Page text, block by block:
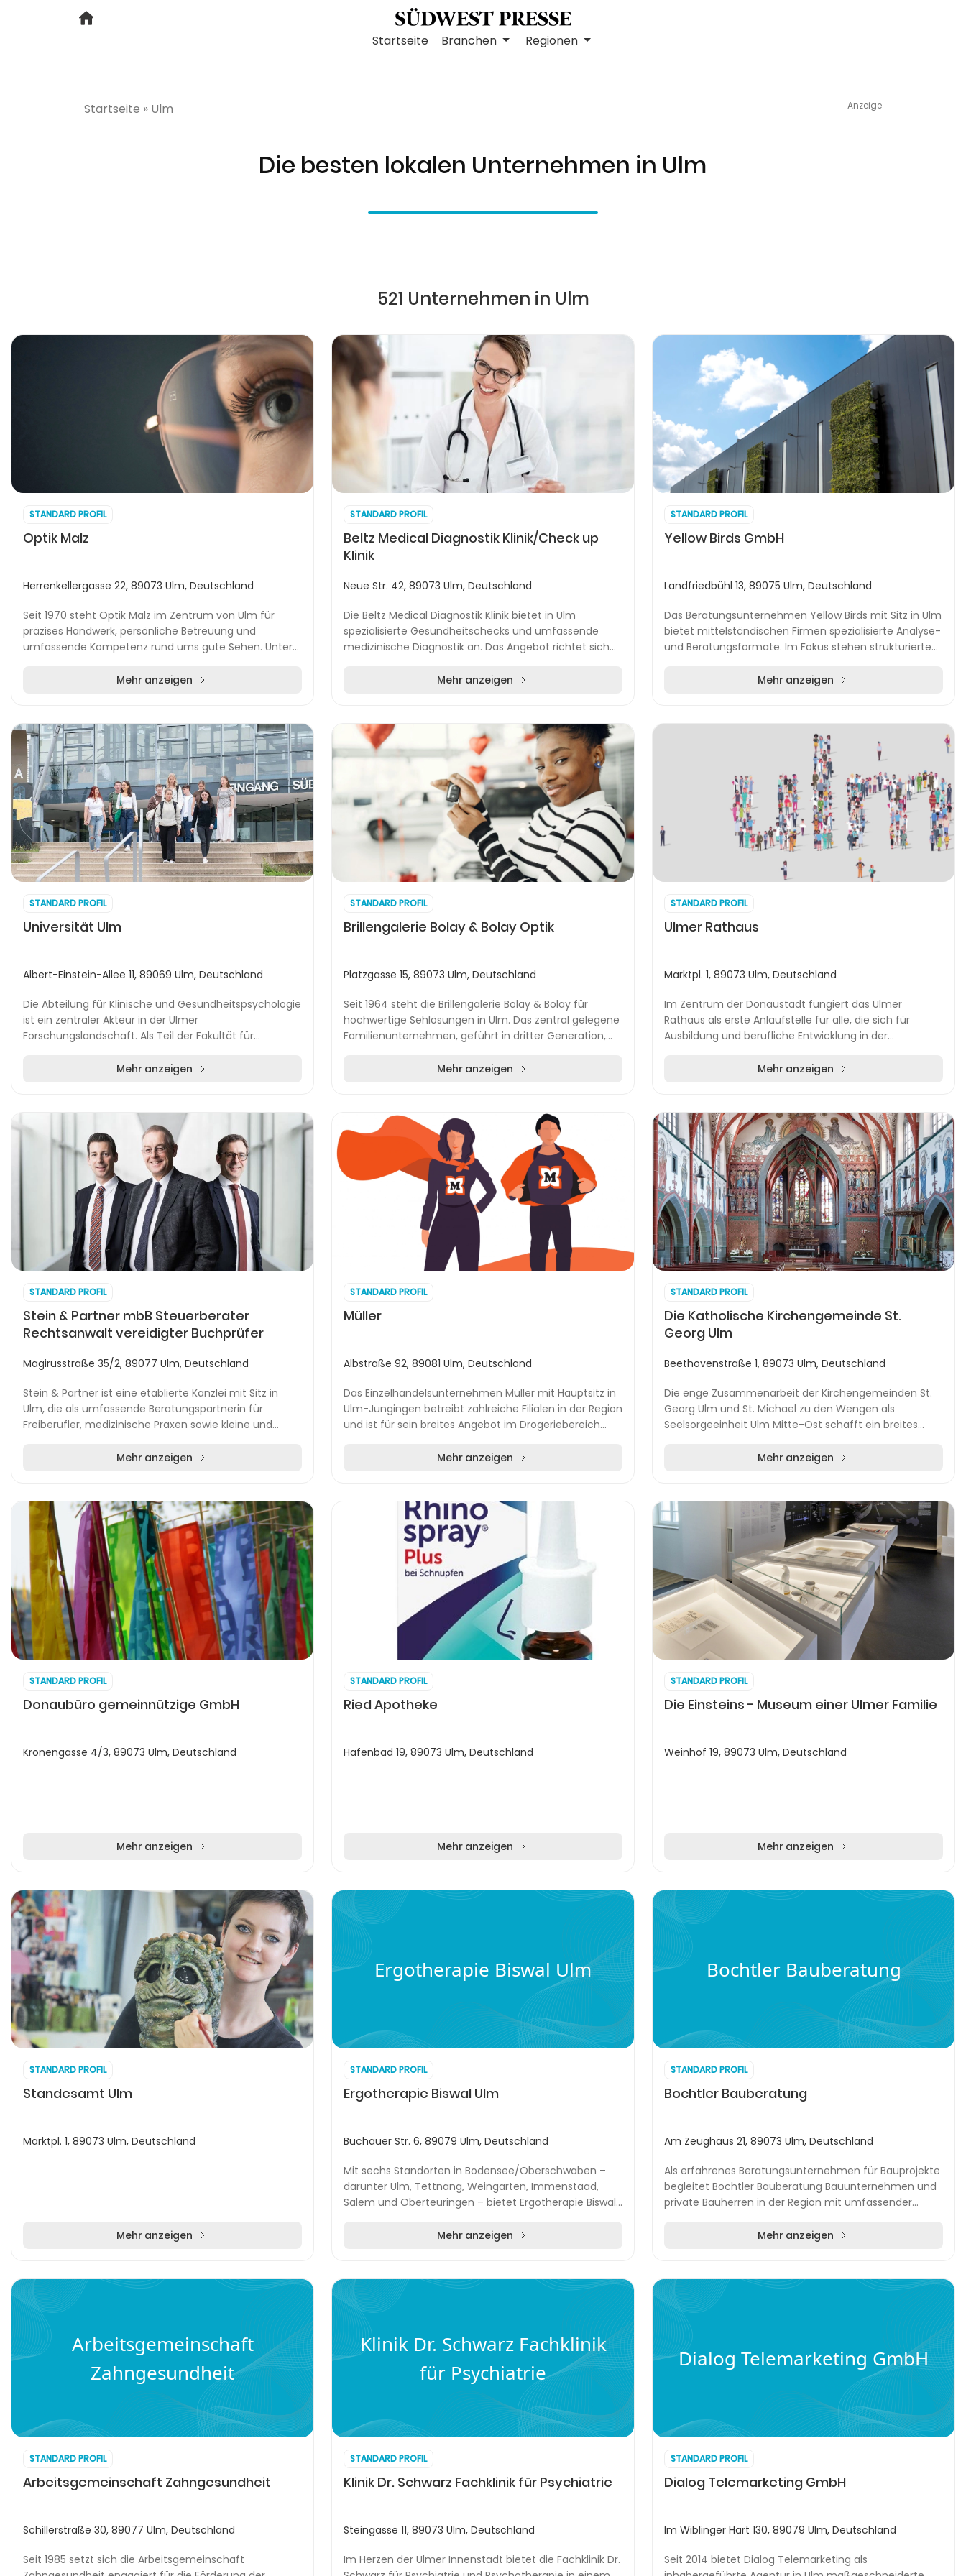
Startseite Branchen Regionen
Startseite » Ulm Anzeige
Die besten lokalen Unternehmen in Ulm
521 Unternehmen in Ulm
STANDARD PROFIL
Optik Malz
Herrenkellergasse 22, 89073 Ulm, Deutschland
Seit 1970 steht Optik Malz im Zentrum von Ulm für
präzises Handwerk, persönliche Betreuung und
umfassende Kompetenz rund ums gute Sehen. Unter
Mehr anzeigen
STANDARD PROFIL
Beltz Medical Diagnostik Klinik/Check up
Klinik
Neue Str. 42, 89073 Ulm, Deutschland
Die Beltz Medical Diagnostik Klinik bietet in Ulm
spezialisierte Gesundheitschecks und umfassende
medizinische Diagnostik an. Das Angebot richtet sich
Mehr anzeigen
STANDARD PROFIL
Yellow Birds GmbH
Landfriedbühl 13, 89075 Ulm, Deutschland
Das Beratungsunternehmen Yellow Birds mit Sitz in Ulm
bietet mittelständischen Firmen spezialisierte Analyse-
und Beratungsformate. Im Fokus stehen strukturierte
Mehr anzeigen
STANDARD PROFIL
Universität Ulm
Albert-Einstein-Allee 11, 89069 Ulm, Deutschland
Die Abteilung für Klinische und Gesundheitspsychologie
ist ein zentraler Akteur in der Ulmer
Forschungslandschaft. Als Teil der Fakultät für
Mehr anzeigen
STANDARD PROFIL
Brillengalerie Bolay & Bolay Optik
Platzgasse 15, 89073 Ulm, Deutschland
Seit 1964 steht die Brillengalerie Bolay & Bolay für
hochwertige Sehlösungen in Ulm. Das zentral gelegene
Familienunternehmen, geführt in dritter Generation,
Mehr anzeigen
STANDARD PROFIL
Ulmer Rathaus
Marktpl. 1, 89073 Ulm, Deutschland
Im Zentrum der Donaustadt fungiert das Ulmer
Rathaus als erste Anlaufstelle für alle, die sich für
Ausbildung und berufliche Entwicklung in der
Mehr anzeigen
STANDARD PROFIL
Stein & Partner mbB Steuerberater
Rechtsanwalt vereidigter Buchprüfer
Magirusstraße 35/2, 89077 Ulm, Deutschland
Stein & Partner ist eine etablierte Kanzlei mit Sitz in
Ulm, die als umfassende Beratungspartnerin für
Freiberufler, medizinische Praxen sowie kleine und
Mehr anzeigen
STANDARD PROFIL
Müller
Albstraße 92, 89081 Ulm, Deutschland
Das Einzelhandelsunternehmen Müller mit Hauptsitz in
Ulm-Jungingen betreibt zahlreiche Filialen in der Region
und ist für sein breites Angebot im Drogeriebereich
Mehr anzeigen
STANDARD PROFIL
Die Katholische Kirchengemeinde St.
Georg Ulm
Beethovenstraße 1, 89073 Ulm, Deutschland
Die enge Zusammenarbeit der Kirchengemeinden St.
Georg Ulm und St. Michael zu den Wengen als
Seelsorgeeinheit Ulm Mitte-Ost schafft ein breites
Mehr anzeigen
STANDARD PROFIL
Donaubüro gemeinnützige GmbH
Kronengasse 4/3, 89073 Ulm, Deutschland
Mehr anzeigen
STANDARD PROFIL
Ried Apotheke
Hafenbad 19, 89073 Ulm, Deutschland
Mehr anzeigen
STANDARD PROFIL
Die Einsteins - Museum einer Ulmer Familie
Weinhof 19, 89073 Ulm, Deutschland
Mehr anzeigen
STANDARD PROFIL
Standesamt Ulm
Marktpl. 1, 89073 Ulm, Deutschland
Mehr anzeigen
Ergotherapie Biswal Ulm
STANDARD PROFIL
Ergotherapie Biswal Ulm
Buchauer Str. 6, 89079 Ulm, Deutschland
Mit sechs Standorten in Bodensee/Oberschwaben –
darunter Ulm, Tettnang, Weingarten, Immenstaad,
Salem und Oberteuringen – bietet Ergotherapie Biswal
Mehr anzeigen
Bochtler Bauberatung
STANDARD PROFIL
Bochtler Bauberatung
Am Zeughaus 21, 89073 Ulm, Deutschland
Als erfahrenes Beratungsunternehmen für Bauprojekte
begleitet Bochtler Bauberatung Bauunternehmen und
private Bauherren in der Region mit umfassender
Mehr anzeigen
Arbeitsgemeinschaft
Zahngesundheit
STANDARD PROFIL
Arbeitsgemeinschaft Zahngesundheit
Schillerstraße 30, 89077 Ulm, Deutschland
Seit 1985 setzt sich die Arbeitsgemeinschaft
Klinik Dr. Schwarz Fachklinik
für Psychiatrie
STANDARD PROFIL
Klinik Dr. Schwarz Fachklinik für Psychiatrie
Steingasse 11, 89073 Ulm, Deutschland
Im Herzen der Ulmer Innenstadt bietet die Fachklinik Dr.
Dialog Telemarketing GmbH
STANDARD PROFIL
Dialog Telemarketing GmbH
Im Wiblinger Hart 130, 89079 Ulm, Deutschland
Seit 2014 bietet Dialog Telemarketing als